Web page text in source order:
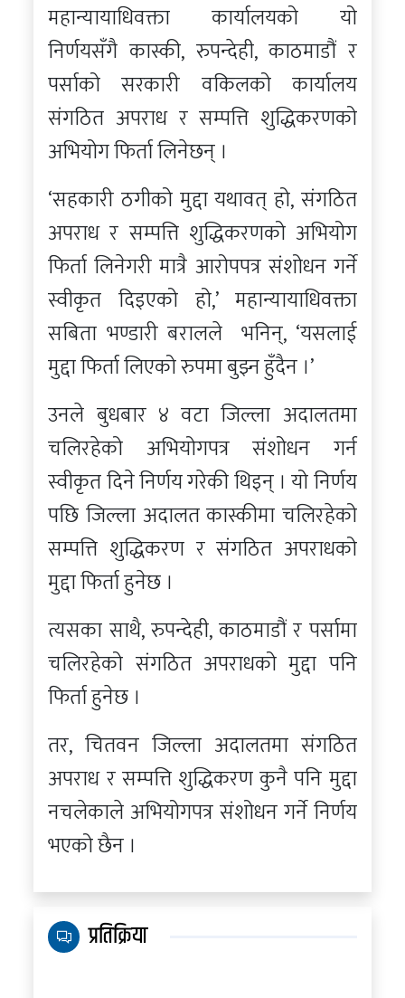
महान्यायाधिवक्ता कार्यालयको यो
निर्णयसँगै कास्की, रुपन्देही, काठमाडौं र
पर्साको सरकारी वकिलको कार्यालय
संगठित अपराध र सम्पत्ति शुद्धिकरणको
अभियोग फिर्ता लिनेछन् ।
‘सहकारी ठगीको मुद्दा यथावत् हो, संगठित
अपराध र सम्पत्ति शुद्धिकरणको अभियोग
फिर्ता लिनेगरी मात्रै आरोपपत्र संशोधन गर्ने
स्वीकृत दिइएको हो,’ महान्यायाधिवक्ता
सबिता भण्डारी बरालले भनिन्, ‘यसलाई
मुद्दा फिर्ता लिएको रुपमा बुझ्न हुँदैन ।’
उनले बुधबार ४ वटा जिल्ला अदालतमा
चलिरहेको अभियोगपत्र संशोधन गर्न
स्वीकृत दिने निर्णय गरेकी थिइन् । यो निर्णय
पछि जिल्ला अदालत कास्कीमा चलिरहेको
सम्पत्ति शुद्धिकरण र संगठित अपराधको
मुद्दा फिर्ता हुनेछ ।
त्यसका साथै, रुपन्देही, काठमाडौं र पर्सामा
चलिरहेको संगठित अपराधको मुद्दा पनि
फिर्ता हुनेछ ।
तर, चितवन जिल्ला अदालतमा संगठित
अपराध र सम्पत्ति शुद्धिकरण कुनै पनि मुद्दा
नचलेकाले अभियोगपत्र संशोधन गर्ने निर्णय
भएको छैन ।
प्रतिक्रिया